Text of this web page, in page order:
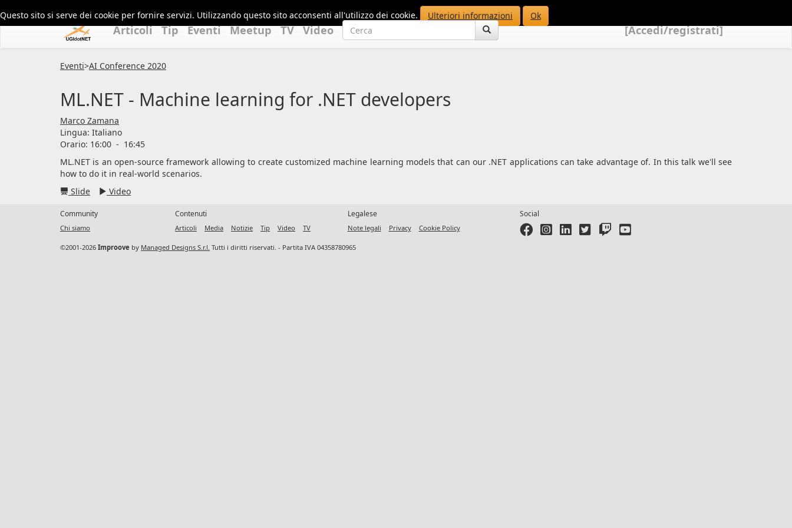
Questo sito si serve dei cookie per fornire servizi. Utilizzando questo sito acconsenti all'utilizzo dei cookie. Ulteriori informazioni Ok
Articoli Tip Eventi Meetup TV Video [Accedi/registrati]
Eventi>AI Conference 2020
ML.NET - Machine learning for .NET developers
Marco Zamana
Lingua: Italiano
Orario: 16:00 - 16:45
ML.NET is an open-source framework allowing to create customized machine learning models that can our .NET applications can take advantage of. In this talk we'll see
how to do it in real-world scenarios.
Slide
Video
Community
Chi siamo
Contenuti
Articoli Media Notizie Tip Video TV
Legalese
Note legali Privacy Cookie Policy
Social
©2001-2026 Improove by Managed Designs S.r.l. Tutti i diritti riservati. - Partita IVA 04358780965